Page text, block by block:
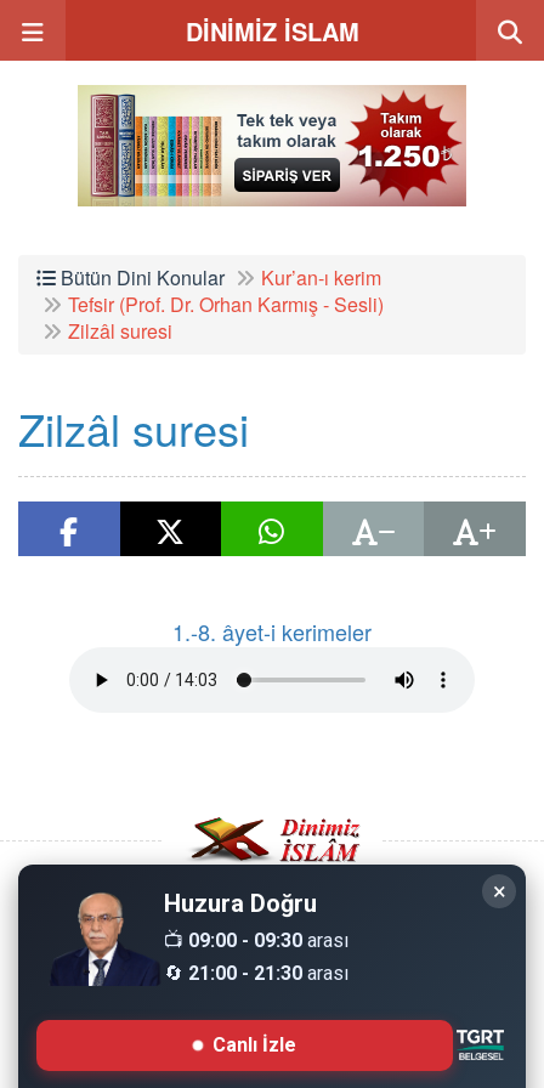
DİNİMİZ İSLAM
Bütün Dini Konular
Kur’an-ı kerim
Tefsir (Prof. Dr. Orhan Karmış - Sesli)
Zilzâl suresi
Zilzâl suresi
1.-8. âyet-i kerimeler
Copyright © 2008 - Dinimiz İslam. Her Hakkı Saklıdır.
Sitemizdeki bilgiler, bütün insanların istifadesi için
hazırlanmıştır. Orijinaline sadık kalmak şartıyla, izin
almaya gerek kalmadan, herkes istediği gibi alıp istifade
edebilir.
×
Huzura Doğru
📺 09:00 - 09:30 arası
🔄 21:00 - 21:30 arası
Canlı İzle